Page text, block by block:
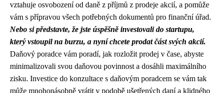
vztahuje osvobození od daně z příjmů z prodeje akcií, a pomůže
vám s přípravou všech potřebných dokumentů pro finanční úřad.
Nebo si představte, že jste úspěšně investovali do startupu,
který vstoupil na burzu, a nyní chcete prodat část svých akcií.
Daňový poradce vám poradí, jak rozložit prodej v čase, abyste
minimalizovali svou daňovou povinnost a dosáhli maximálního
zisku. Investice do konzultace s daňovým poradcem se vám tak
může mnohonásobně vrátit v podobě ušetřených daní a klidného